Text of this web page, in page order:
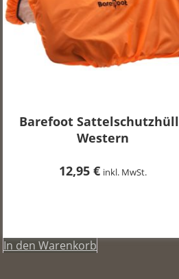
Barefoot
Western
12,95€ inkl. MwSt.
In den Warenkorb